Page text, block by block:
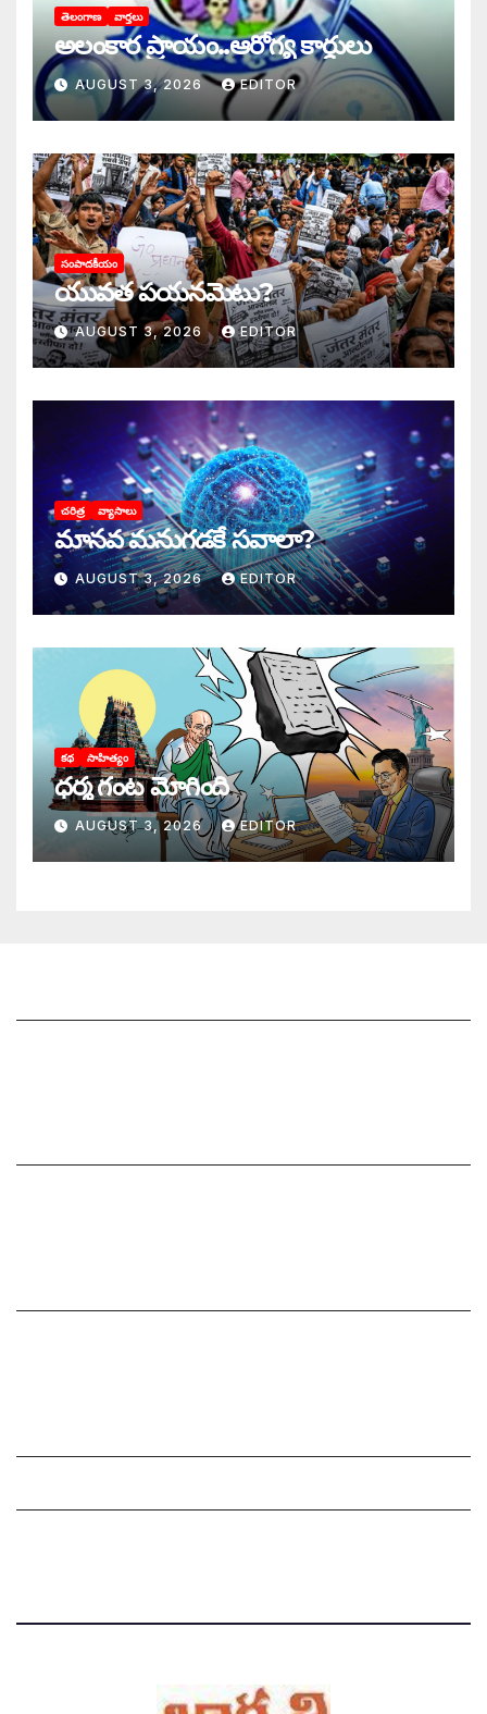
తెలంగాణ వార్తలు
అలంకార ప్రాయం..ఆరోగ్య కార్డులు
AUGUST 3, 2026 EDITOR
సంపాదకీయం
యువత పయనమెటు?
AUGUST 3, 2026 EDITOR
చరిత్ర వ్యాసాలు
మానవ మనుగడకే సవాలా?
AUGUST 3, 2026 EDITOR
కథ సాహిత్యం
ధర్మ గంట మోగింది
AUGUST 3, 2026 EDITOR